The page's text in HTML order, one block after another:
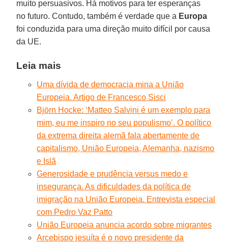
muito persuasivos. Há motivos para ter esperanças
no futuro. Contudo, também é verdade que a Europa
foi conduzida para uma direção muito difícil por causa
da UE.
Leia mais
Uma dívida de democracia mina a União
Europeia. Artigo de Francesco Sisci
Björn Hocke: ‘Matteo Salvini é um exemplo para
mim, eu me inspiro no seu populismo’. O político
da extrema direita alemã fala abertamente de
capitalismo, União Europeia, Alemanha, nazismo
e Islã
Generosidade e prudência versus medo e
insegurança. As dificuldades da política de
imigração na União Europeia. Entrevista especial
com Pedro Vaz Patto
União Europeia anuncia acordo sobre migrantes
Arcebispo jesuíta é o novo presidente da